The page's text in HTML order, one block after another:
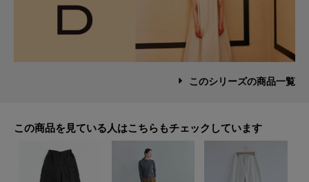
このシリーズの商品一覧
この商品を見ている人はこちらもチェックしています